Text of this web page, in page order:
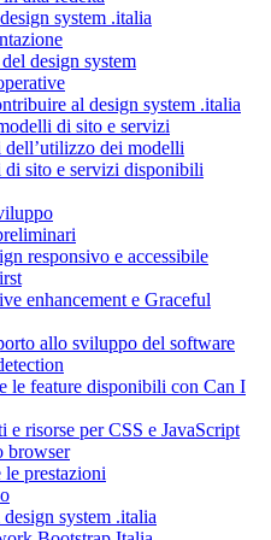
system .italia
design system
al design system .italia
di sito e servizi
dell’utilizzo dei modelli
sito e servizi disponibili
responsivo e accessibile
enhancement e Graceful
allo sviluppo del software
le feature disponibili con Can I
e risorse per CSS e JavaScript
browser
prestazioni
system .italia